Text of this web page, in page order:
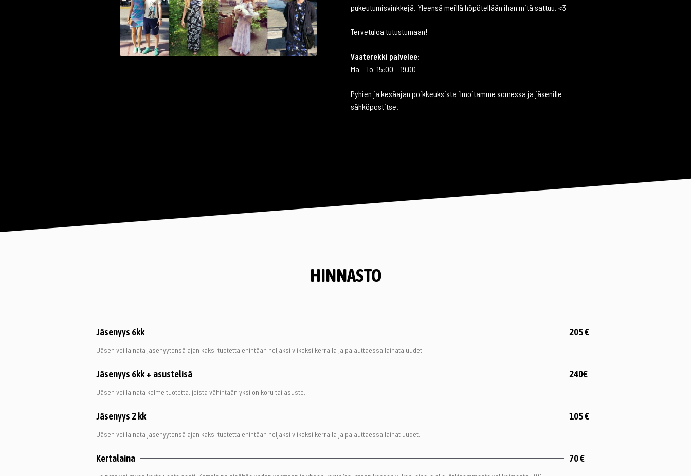
pukeutumisvinkkejä. Yleensä meillä höpötellään ihan mitä sattuu. <3
Tervetuloa tutustumaan!
Vaaterekki palvelee:
Ma – To 15:00 – 19.00
Pyhien ja kesäajan poikkeuksista ilmoitamme somessa ja jäsenille
sähköpostitse.
HINNASTO
Jäsenyys 6kk 205 €
Jäsen voi lainata jäsenyytensä ajan kaksi tuotetta enintään neljäksi viikoksi kerralla ja palauttaessa lainata uudet.
Jäsenyys 6kk + asustelisä 240€
Jäsen voi lainata kolme tuotetta, joista vähintään yksi on koru tai asuste.
Jäsenyys 2 kk 105 €
Jäsen voi lainata jäsenyytensä ajan kaksi tuotetta enintään neljäksi viikoksi kerralla ja palauttaessa lainat uudet.
Kertalaina 70 €